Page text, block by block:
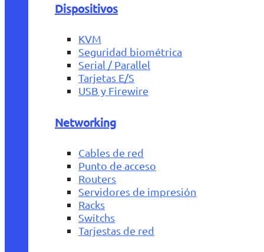
Dispositivos
KVM
Seguridad biométrica
Serial / Parallel
Tarjetas E/S
USB y Firewire
Networking
Cables de red
Punto de acceso
Routers
Servidores de impresión
Racks
Switchs
Tarjestas de red